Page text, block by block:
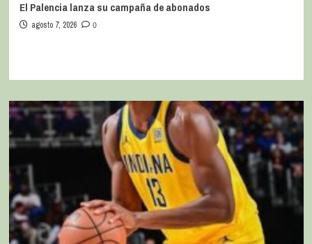
El Palencia lanza su campaña de abonados
agosto 7, 2026 0